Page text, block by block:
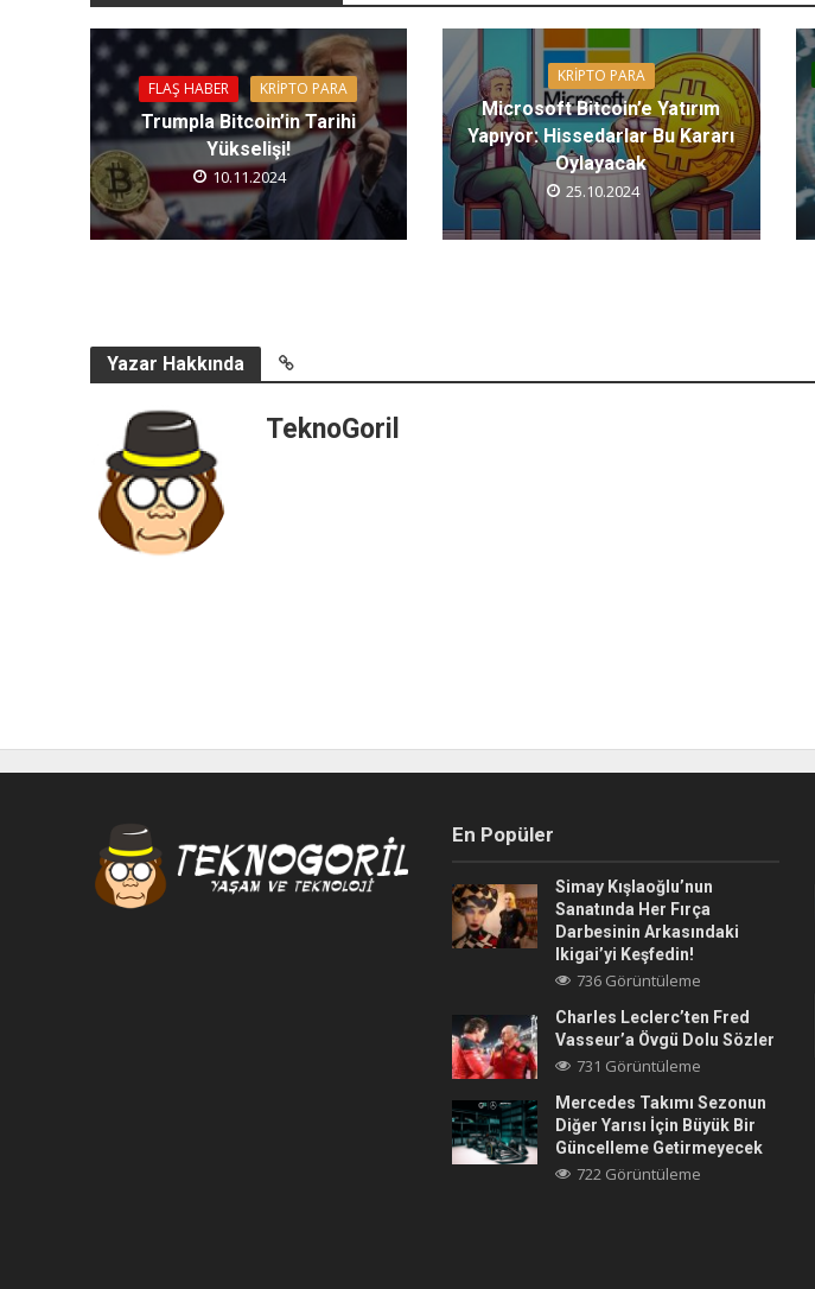
FLAŞ HABER KRIPTO PARA
Trumpla Bitcoin’in Tarihi
Yükselişi!
10.11.2024
KRIPTO PARA
Microsoft Bitcoin’e Yatırım
Yapıyor: Hissedarlar Bu Kararı
Oylayacak
25.10.2024
Yazar Hakkında
TeknoGoril
En Popüler
Simay Kışlaoğlu’nun
Sanatında Her Fırça
Darbesinin Arkasındaki
Ikigai’yi Keşfedin!
736 Görüntüleme
Charles Leclerc’ten Fred
Vasseur’a Övgü Dolu Sözler
731 Görüntüleme
Mercedes Takımı Sezonun
Diğer Yarısı İçin Büyük Bir
Güncelleme Getirmeyecek
722 Görüntüleme